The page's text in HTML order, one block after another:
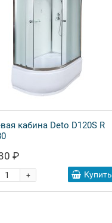
кабина Deto D120S R
₽
+ Купить